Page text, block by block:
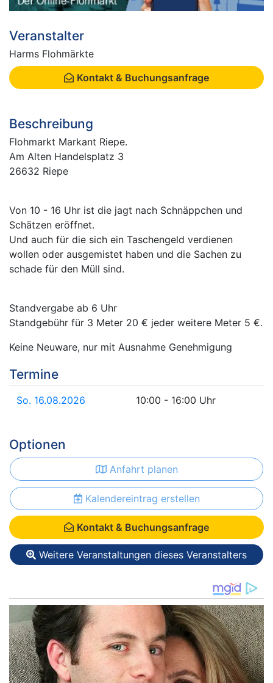
Veranstalter
Harms Flohmärkte
Kontakt & Buchungsanfrage
Beschreibung
Flohmarkt Markant Riepe.
Am Alten Handelsplatz 3
26632 Riepe
Von 10 - 16 Uhr ist die jagt nach Schnäppchen und
Schätzen eröffnet.
Und auch für die sich ein Taschengeld verdienen
wollen oder ausgemistet haben und die Sachen zu
schade für den Müll sind.
Standvergabe ab 6 Uhr
Standgebühr für 3 Meter 20 € jeder weitere Meter 5 €.
Keine Neuware, nur mit Ausnahme Genehmigung
Termine
So. 16.08.2026 10:00 - 16:00 Uhr
Optionen
Anfahrt planen
Kalendereintrag erstellen
Kontakt & Buchungsanfrage
Weitere Veranstaltungen dieses Veranstalters